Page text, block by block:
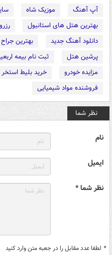
آپ آهنگ موزیک شاه
بهترین هتل های استانبول
دانلود آهنگ جدید
بهترین
پرشین هتل
ثبت نام بیمه
مزایده خودرو
خرید بلیط استخر
فروشنده مواد شیمیایی
نظر شما
نام
ایمیل
نظر شما *
* لطفا عدد مقابل را در جعبه متن وارد کنید